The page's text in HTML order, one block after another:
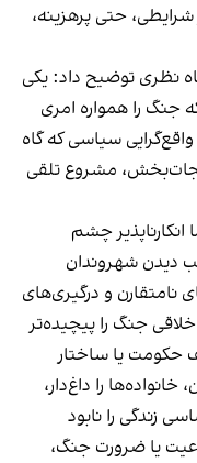
حتی پرهزینه،
نظری توضیح داد: یکی
جنگ را همواره امری
سیاسی که گاه
نجات‌بخش، مشروع تلقی
انکارناپذیر چشم
دیدن شهروندان
نامتقارن و درگیری‌های
جنگ را پیچیده‌تر
یا ساختار
را داغ‌دار،
زندگی را نابود
یا ضرورت جنگ،